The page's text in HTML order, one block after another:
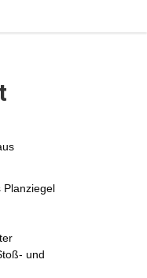
Planziegel
und